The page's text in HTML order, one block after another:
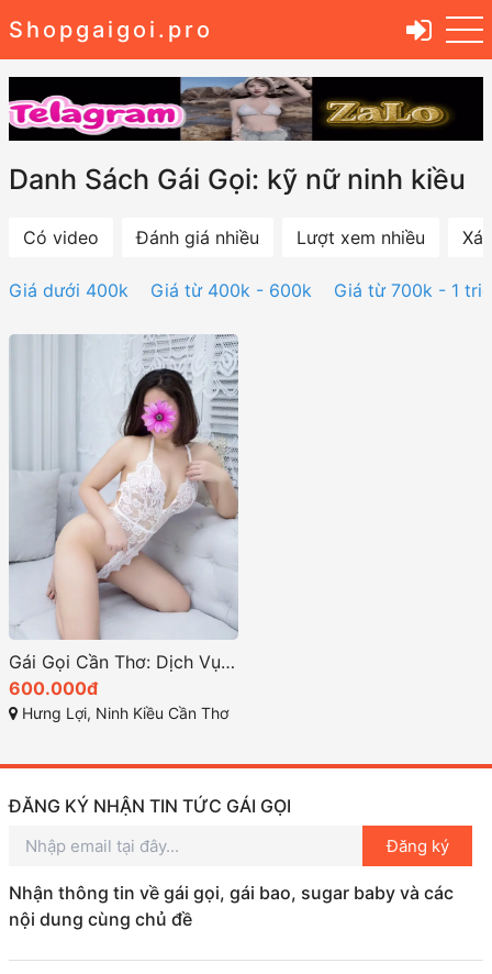
Shopgaigoi.pro
Danh Sách Gái Gọi: kỹ nữ ninh kiều
Có video Đánh giá nhiều Lượt xem nhiều
Giá dưới 400k Giá từ 400k - 600k Giá từ 700k - 1
Gái Gọi Cần Thơ: Dịch Vụ Giải Trí Cao Cấp
600.000đ
Hưng Lợi, Ninh Kiều Cần Thơ
ĐĂNG KÝ NHẬN TIN TỨC GÁI GỌI
Đăng ký
Nhận thông tin về gái gọi, gái bao, sugar baby và các
nội dung cùng chủ đề